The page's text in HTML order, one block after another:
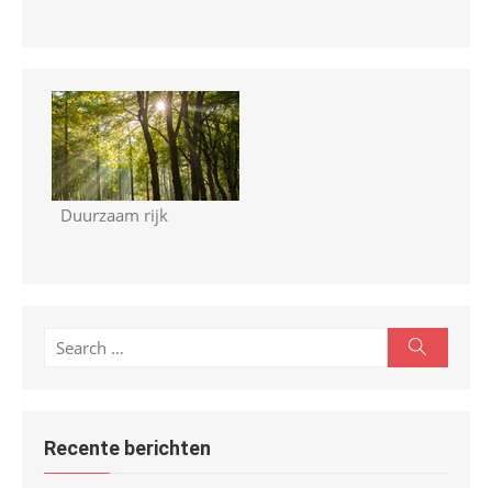
Duurzaam rijk
c
e
Recente berichten